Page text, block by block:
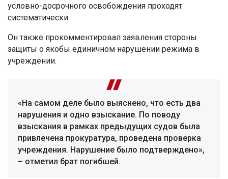
условно-досрочного освобождения проходят
систематически.
Он также прокомментировал заявления стороны
защиты о якобы единичном нарушении режима в
учреждении.
«На самом деле было выяснено, что есть два
нарушения и одно взыскание. По поводу
взыскания в рамках предыдущих судов была
привлечена прокуратура, проведена проверка
учреждения. Нарушение было подтверждено»,
– отметил брат погибшей.